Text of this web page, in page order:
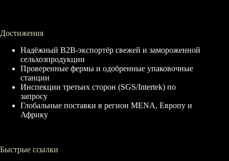
Достижения
Надёжный B2B-экспортёр свежей и замороженной
сельхозпродукции
Проверенные фермы и одобренные упаковочные
станции
Инспекции третьих сторон (SGS/Intertek) по
запросу
Глобальные поставки в регион MENA, Европу и
Африку
Быстрые ссылки